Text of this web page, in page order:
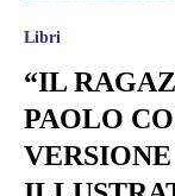
Libri
“IL
PAOLO